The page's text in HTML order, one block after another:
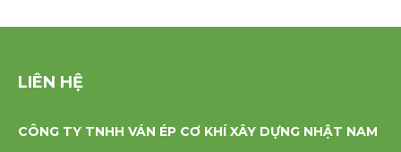
LIÊN HỆ
CÔNG TY TNHH VÁN ÉP CƠ KHÍ XÂY DỰNG NHẬT NAM